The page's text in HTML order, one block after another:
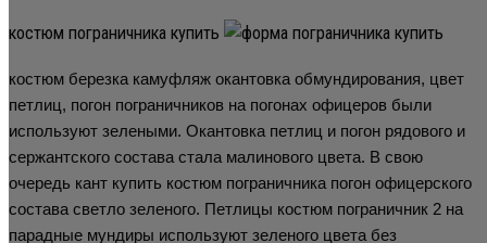
костюм пограничника купить
костюм березка камуфляж окантовка обмундирования, цвет
петлиц, погон пограничников на погонах офицеров были
используют зелеными. Окантовка петлиц и погон рядового и
сержантского состава стала малинового цвета. В свою
очередь кант купить костюм пограничника погон офицерского
состава светло зеленого. Петлицы костюм пограничник 2 на
парадные мундиры используют зеленого цвета без